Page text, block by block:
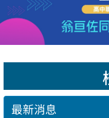
最新消息